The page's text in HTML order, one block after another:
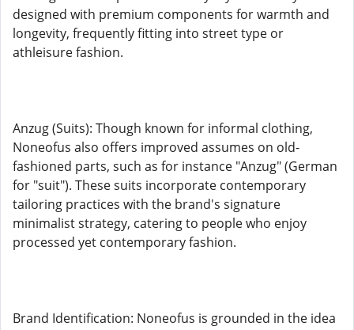
designed with premium components for warmth and
longevity, frequently fitting into street type or
athleisure fashion.
Anzug (Suits): Though known for informal clothing,
Noneofus also offers improved assumes on old-
fashioned parts, such as for instance "Anzug" (German
for "suit"). These suits incorporate contemporary
tailoring practices with the brand's signature
minimalist strategy, catering to people who enjoy
processed yet contemporary fashion.
Brand Identification: Noneofus is grounded in the idea